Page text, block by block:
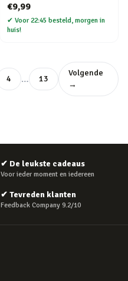
€9,99
✔ Voor 22:45 besteld, morgen in
huis!
4 … 13
Volgende
→
✔ De leukste cadeaus
Voor ieder moment en iedereen
✔ Tevreden klanten
Feedback Company 9.2/10